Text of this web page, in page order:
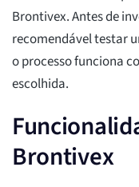
Brontivex. Antes de
recomendável testar
o processo funciona
escolhida.
Brontivex